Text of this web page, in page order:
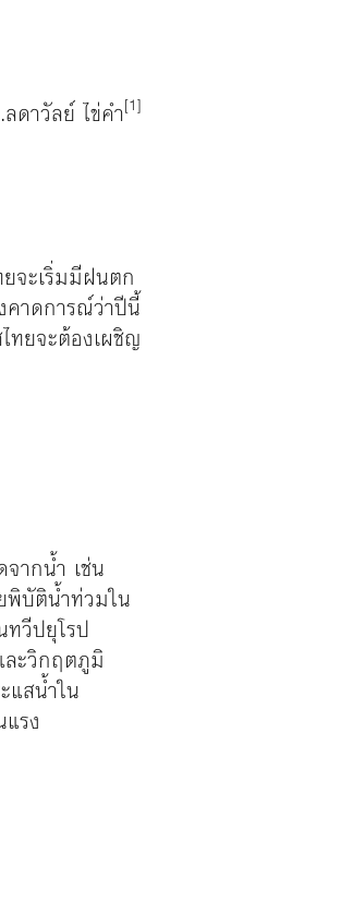
ดาวัลย์ ไข่คำ[1]
จะเริ่มมีฝนตก
าดการณ์ว่าปีนี้
ทยจะต้องเผชิญ
ากน้ำ เช่น
พิบัติน้ำท่วมใน
วีปยุโรป
ละวิกฤตภูมิ
แสน้ำใน
รง